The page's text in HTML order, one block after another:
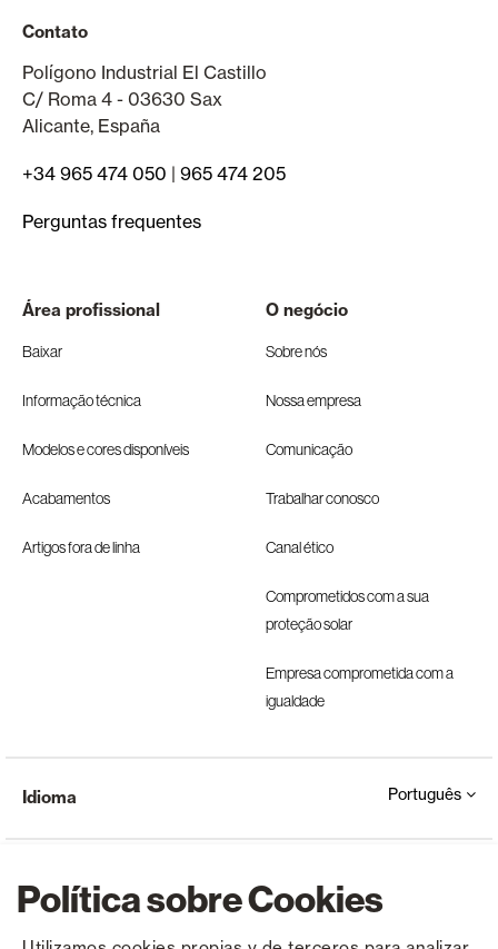
Política sobre Cookies
Contato
Polígono Industrial El Castillo
C/ Roma 4 - 03630 Sax
Alicante, España
+34 965 474 050 | 965 474 205
Perguntas frequentes
Área profissional
Baixar
Informação técnica
Modelos e cores disponíveis
Acabamentos
Artigos fora de linha
O negócio
Sobre nós
Nossa empresa
Comunicação
Trabalhar conosco
Canal ético
Comprometidos com a sua
proteção solar
Empresa comprometida com a
igualdade
Idioma Português